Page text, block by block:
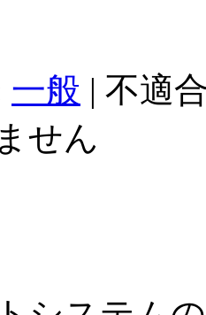
一般 | 不適
せん